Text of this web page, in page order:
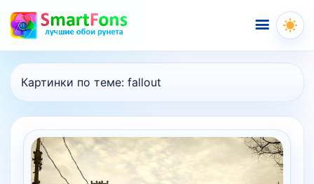
Меню
Картинки по теме: fallout